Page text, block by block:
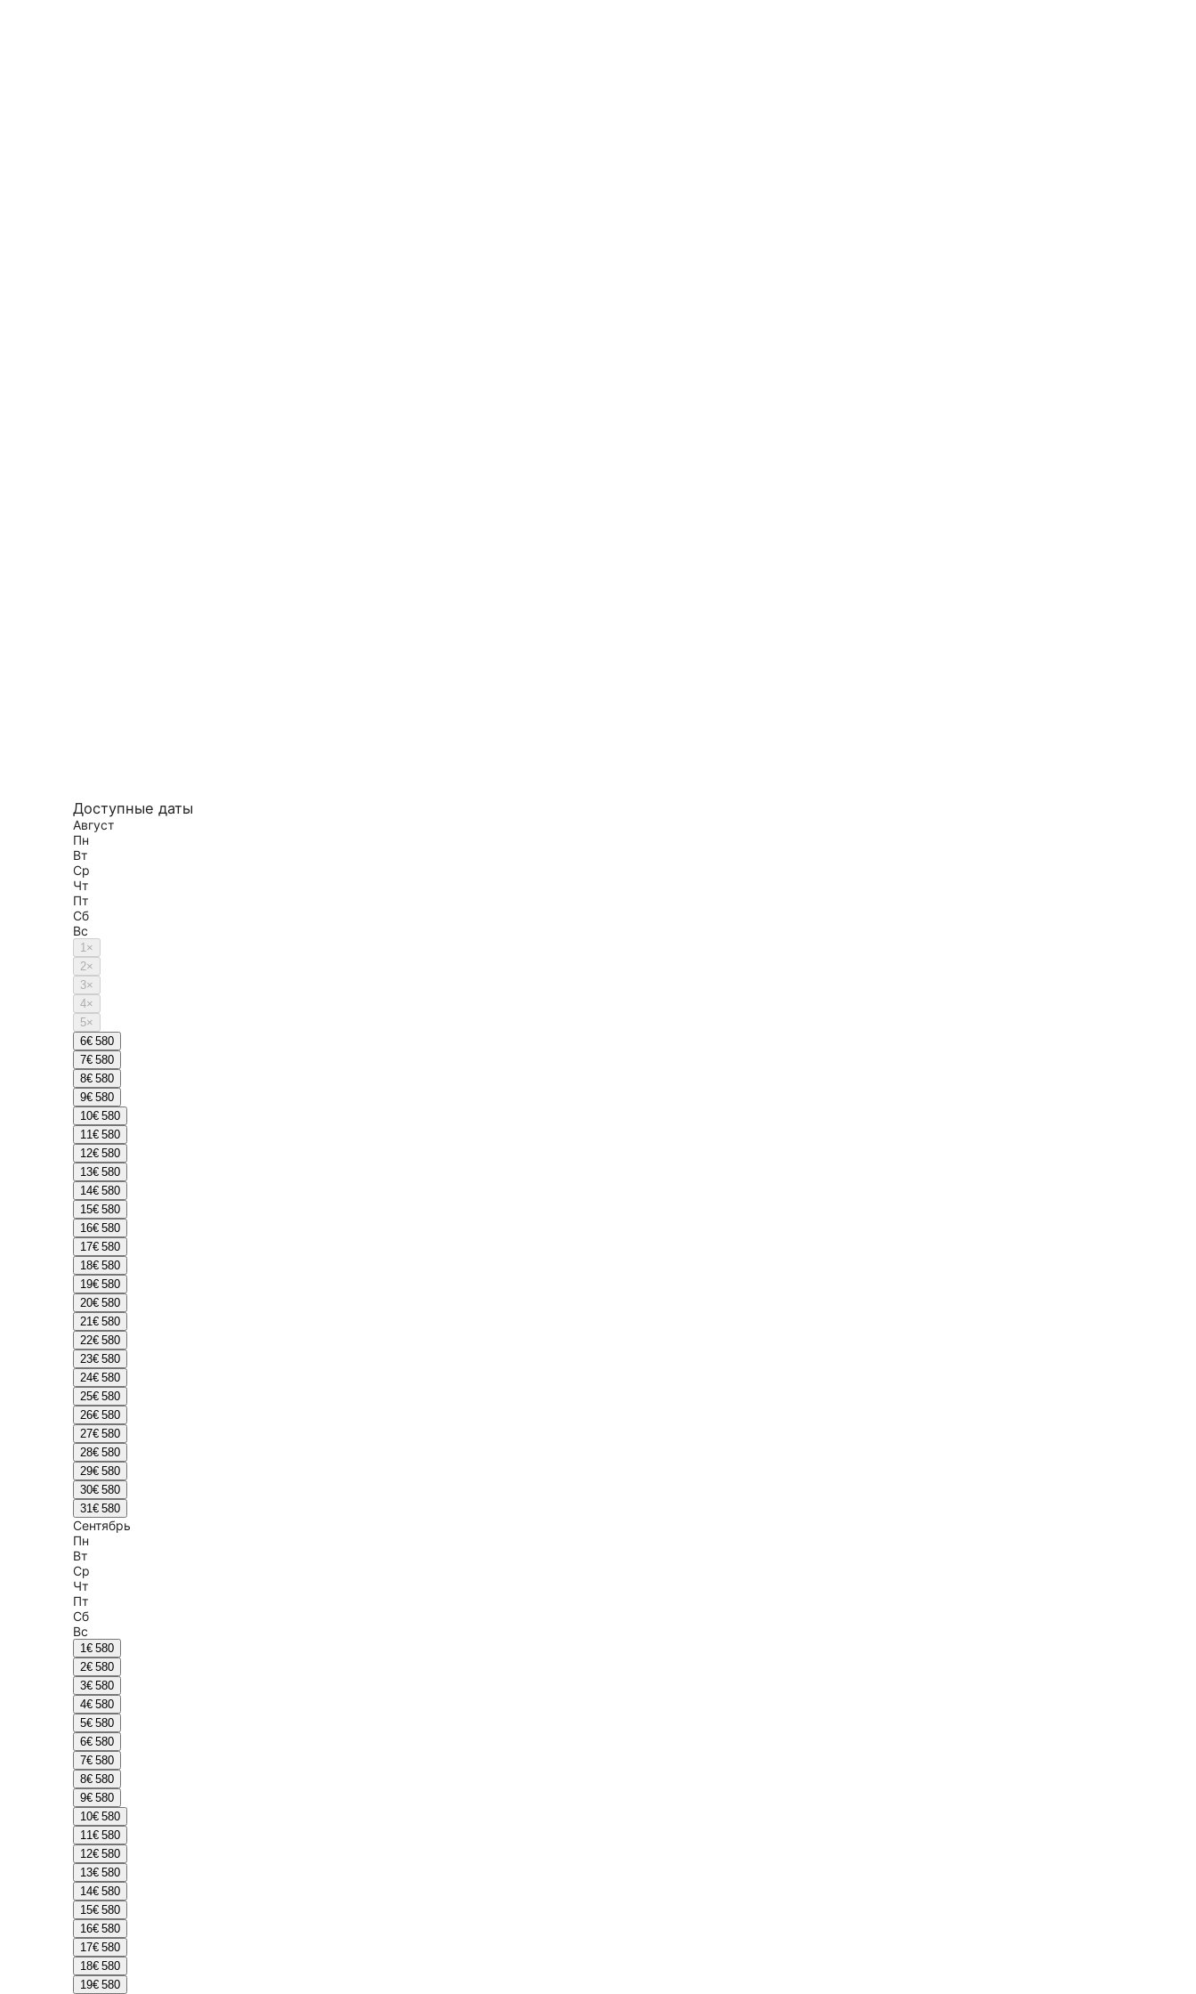
Доступные даты
Август
Пн
Вт
Ср
Чт
Пт
Сб
Вс
1×
2×
3×
4×
5×
6€ 580
7€ 580
8€ 580
9€ 580
10€ 580
11€ 580
12€ 580
13€ 580
14€ 580
15€ 580
16€ 580
17€ 580
18€ 580
19€ 580
20€ 580
21€ 580
22€ 580
23€ 580
24€ 580
25€ 580
26€ 580
27€ 580
28€ 580
29€ 580
30€ 580
31€ 580
Сентябрь
Пн
Вт
Ср
Чт
Пт
Сб
Вс
1€ 580
2€ 580
3€ 580
4€ 580
5€ 580
6€ 580
7€ 580
8€ 580
9€ 580
10€ 580
11€ 580
12€ 580
13€ 580
14€ 580
15€ 580
16€ 580
17€ 580
18€ 580
19€ 580